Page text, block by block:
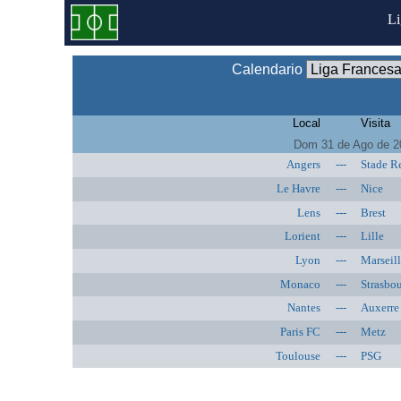
Calendario
Local Visita
Dom 31 de Ago de
Angers
--- Stade
Le Havre
--- Nice
Lens
--- Brest
Lorient
--- Lille
Lyon
---
Monaco
---
Nantes
--- Auxerre
Paris FC
--- Metz
Toulouse
--- PSG